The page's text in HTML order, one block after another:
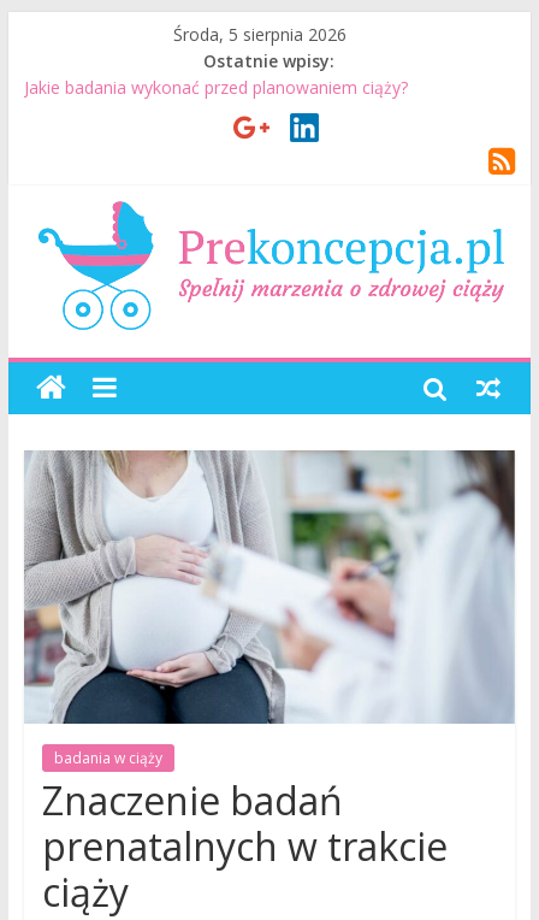
Środa, 5 sierpnia 2026
Ostatnie wpisy:
Jakie badania wykonać przed planowaniem ciąży?
Jak mężczyzna może przygotować się do ciąży? 7 rzeczy, które
specjalistą?
Planowanie ciąży. Jak planować ciążę? Jak przygotować się do
badania w ciąży
Znaczenie badań
prenatalnych w trakcie
ciąży